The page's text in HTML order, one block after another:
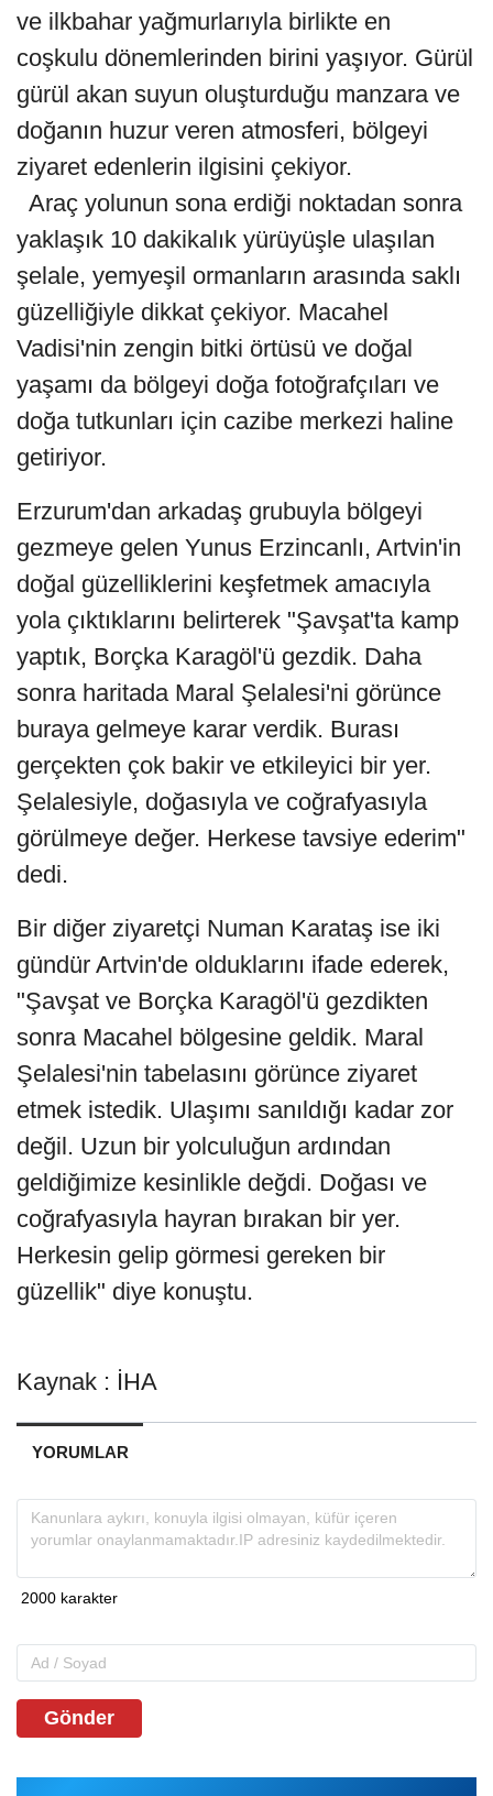
ve ilkbahar yağmurlarıyla birlikte en
coşkulu dönemlerinden birini yaşıyor. Gürül
gürül akan suyun oluşturduğu manzara ve
doğanın huzur veren atmosferi, bölgeyi
ziyaret edenlerin ilgisini çekiyor.
Araç yolunun sona erdiği noktadan sonra
yaklaşık 10 dakikalık yürüyüşle ulaşılan
şelale, yemyeşil ormanların arasında saklı
güzelliğiyle dikkat çekiyor. Macahel
Vadisi'nin zengin bitki örtüsü ve doğal
yaşamı da bölgeyi doğa fotoğrafçıları ve
doğa tutkunları için cazibe merkezi haline
getiriyor.
Erzurum'dan arkadaş grubuyla bölgeyi
gezmeye gelen Yunus Erzincanlı, Artvin'in
doğal güzelliklerini keşfetmek amacıyla
yola çıktıklarını belirterek "Şavşat'ta kamp
yaptık, Borçka Karagöl'ü gezdik. Daha
sonra haritada Maral Şelalesi'ni görünce
buraya gelmeye karar verdik. Burası
gerçekten çok bakir ve etkileyici bir yer.
Şelalesiyle, doğasıyla ve coğrafyasıyla
görülmeye değer. Herkese tavsiye ederim"
dedi.
Bir diğer ziyaretçi Numan Karataş ise iki
gündür Artvin'de olduklarını ifade ederek,
"Şavşat ve Borçka Karagöl'ü gezdikten
sonra Macahel bölgesine geldik. Maral
Şelalesi'nin tabelasını görünce ziyaret
etmek istedik. Ulaşımı sanıldığı kadar zor
değil. Uzun bir yolculuğun ardından
geldiğimize kesinlikle değdi. Doğası ve
coğrafyasıyla hayran bırakan bir yer.
Herkesin gelip görmesi gereken bir
güzellik" diye konuştu.
Kaynak : İHA
YORUMLAR
Gönder